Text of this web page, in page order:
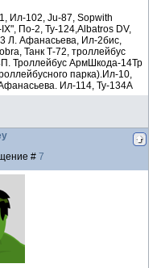
Ил-102, Ju-87, Sopwith
По-2, Ту-124,Albatros DV,
Л. Афанасьева, Ил-2бис,
Танк Т-72, троллейбус
Троллейбус АрмШкода-14Тр
парка).Ил-10,
Ил-114, Ту-134А
# 7